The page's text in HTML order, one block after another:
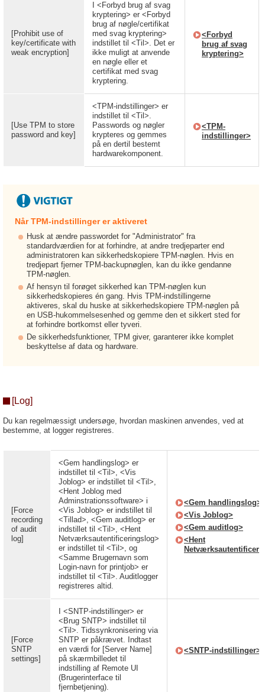
[Prohibit use of
key/certificate with
weak encryption]
I <Forbyd brug af svag
kryptering> er <Forbyd
brug af nøgle/certifikat
med svag kryptering>
indstillet til <Til>. Det er
ikke muligt at anvende
en nøgle eller et
certifikat med svag
kryptering.
<Forbyd
brug af svag
kryptering>
[Use TPM to store
password and key]
<TPM-indstillinger> er
indstillet til <Til>.
Passwords og nøgler
krypteres og gemmes
på en dertil bestemt
hardwarekomponent.
<TPM-
indstillinger>
Når TPM-indstillinger er aktiveret
Husk at ændre passwordet for "Administrator" fra
standardværdien for at forhindre, at andre tredjeparter end
administratoren kan sikkerhedskopiere TPM-nøglen. Hvis en
tredjepart fjerner TPM-backupnøglen, kan du ikke gendanne
TPM-nøglen.
Af hensyn til forøget sikkerhed kan TPM-nøglen kun
sikkerhedskopieres én gang. Hvis TPM-indstillingerne
aktiveres, skal du huske at sikkerhedskopiere TPM-nøglen på
en USB-hukommelsesenhed og gemme den et sikkert sted for
at forhindre bortkomst eller tyveri.
De sikkerhedsfunktioner, TPM giver, garanterer ikke komplet
beskyttelse af data og hardware.
[Log]
Du kan regelmæssigt undersøge, hvordan maskinen anvendes, ved at
bestemme, at logger registreres.
[Force
recording
of audit
log]
<Gem handlingslog> er
indstillet til <Til>, <Vis
Joblog> er indstillet til <Til>,
<Hent Joblog med
Adminstrationssoftware> i
<Vis Joblog> er indstillet til
<Tillad>, <Gem auditlog> er
indstillet til <Til>, <Hent
Netværksautentificeringslog>
er indstillet til <Til>, og
<Samme Brugernavn som
Login-navn for printjob> er
indstillet til <Til>. Auditlogger
registreres altid.
<Gem handlingslog>
<Vis Joblog>
<Gem auditlog>
<Hent
[Force
SNTP
settings]
I <SNTP-indstillinger> er
<Brug SNTP> indstillet til
<Til>. Tidssynkronisering via
SNTP er påkrævet. Indtast
en værdi for [Server Name]
på skærmbilledet til
indstilling af Remote UI
(Brugerinterface til
fjernbetjening).
<SNTP-indstillinger>